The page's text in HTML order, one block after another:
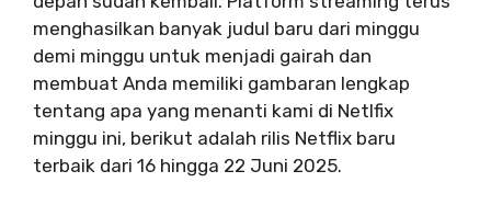
menghasilkan banyak judul baru dari minggu
demi minggu untuk menjadi gairah dan
membuat Anda memiliki gambaran lengkap
tentang apa yang menanti kami di Netlfix
minggu ini, berikut adalah rilis Netflix baru
terbaik dari 16 hingga 22 Juni 2025.